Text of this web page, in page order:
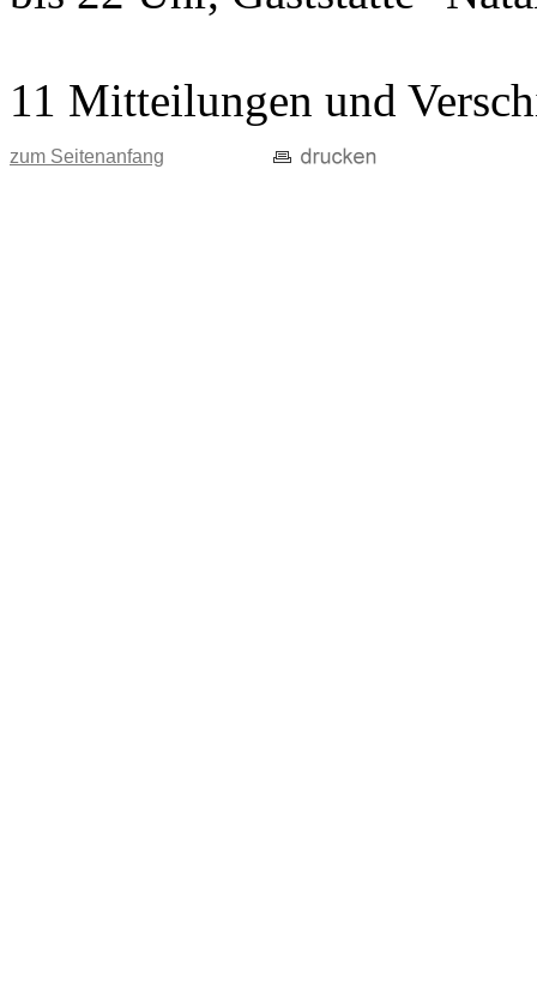
11 Mitteilungen und
zum Seitenanfang